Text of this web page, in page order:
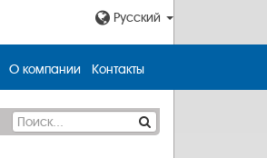
Русский
О компании Контакты